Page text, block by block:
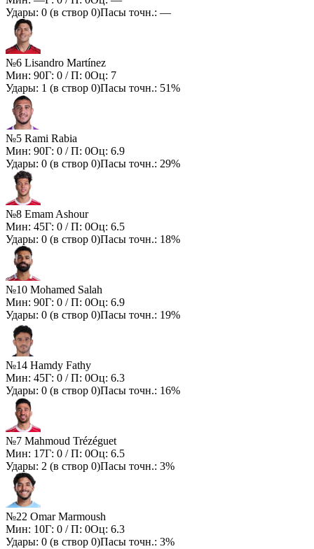
Удары: 0 (в створ 0)Пасы точн.: —
№6 Lisandro Martínez
Мин: 90Г: 0 / П: 0Оц: 7
Удары: 1 (в створ 0)Пасы точн.: 51%
№5 Rami Rabia
Мин: 90Г: 0 / П: 0Оц: 6.9
Удары: 0 (в створ 0)Пасы точн.: 29%
№8 Emam Ashour
Мин: 45Г: 0 / П: 0Оц: 6.5
Удары: 0 (в створ 0)Пасы точн.: 18%
№10 Mohamed Salah
Мин: 90Г: 0 / П: 0Оц: 6.9
Удары: 0 (в створ 0)Пасы точн.: 19%
№14 Hamdy Fathy
Мин: 45Г: 0 / П: 0Оц: 6.3
Удары: 0 (в створ 0)Пасы точн.: 16%
№7 Mahmoud Trézéguet
Мин: 17Г: 0 / П: 0Оц: 6.5
Удары: 2 (в створ 0)Пасы точн.: 3%
№22 Omar Marmoush
Мин: 10Г: 0 / П: 0Оц: 6.3
Удары: 0 (в створ 0)Пасы точн.: 3%